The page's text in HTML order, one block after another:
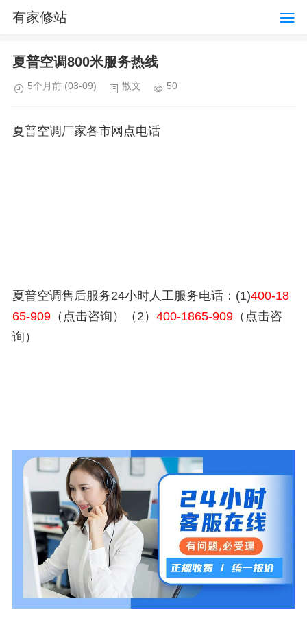
有家修站
夏普空调800米服务热线
5个月前 (03-09) 散文 50
夏普空调厂家各市网点电话
夏普空调售后服务24小时人工服务电话：(1)400-18
65-909 （点击咨询）（2） 400-1865-909 （点击咨
询）